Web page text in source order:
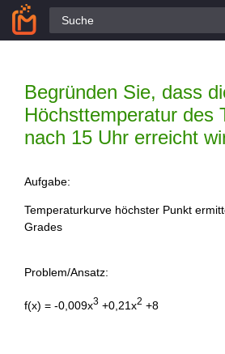
Alle Fragen
Begründen Sie, dass
Höchsttemperatur des
nach 15 Uhr erreicht
Aufgabe:
Temperaturkurve höchster Punkt
Grades
Problem/Ansatz:
f(x) = -0,009x3 +0,21x2 +8